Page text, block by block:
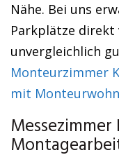
Nähe. Bei uns
Parkplätze
unvergleichlich
Monteurzimmer
mit